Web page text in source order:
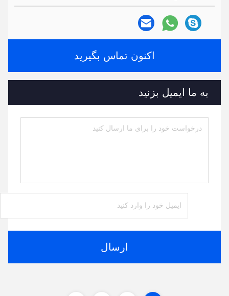
اکنون تماس بگیرید
به ما ایمیل بزنید
ارسال